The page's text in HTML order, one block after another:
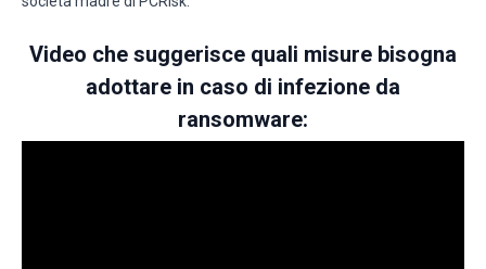
Video che suggerisce quali misure bisogna
adottare in caso di infezione da
ransomware: